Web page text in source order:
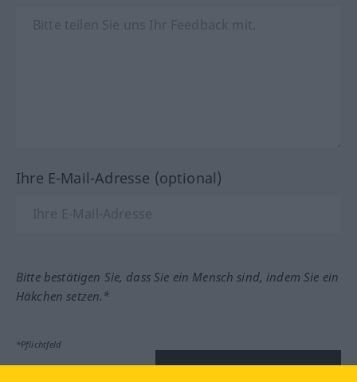
Ihre E-Mail-Adresse (optional)
Bitte bestätigen Sie, dass Sie ein Mensch sind, indem Sie ein
Häkchen setzen.*
*Pflichtfeld
Feedback absenden